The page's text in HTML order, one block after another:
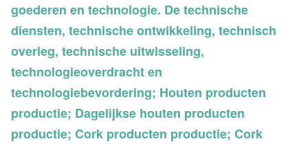
goederen en technologie. De technische
diensten, technische ontwikkeling, technisch
overleg, technische uitwisseling,
technologieoverdracht en
technologiebevordering; Houten producten
productie; Dagelijkse houten producten
productie; Cork producten productie; Cork